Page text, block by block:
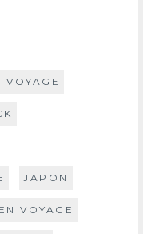
VOYAGE
JAPON
VOYAGE